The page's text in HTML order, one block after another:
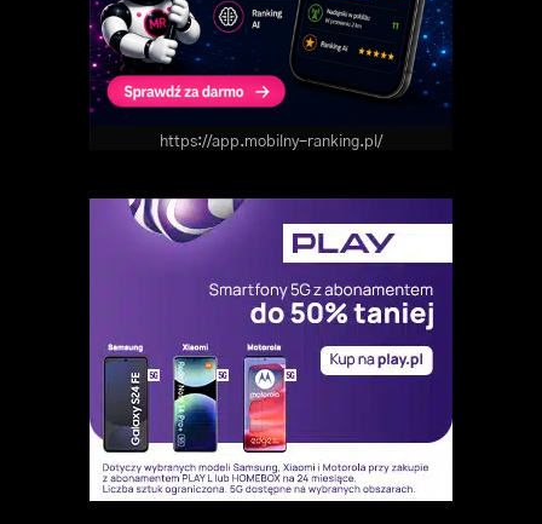
https://app.mobilny-ranking.pl/